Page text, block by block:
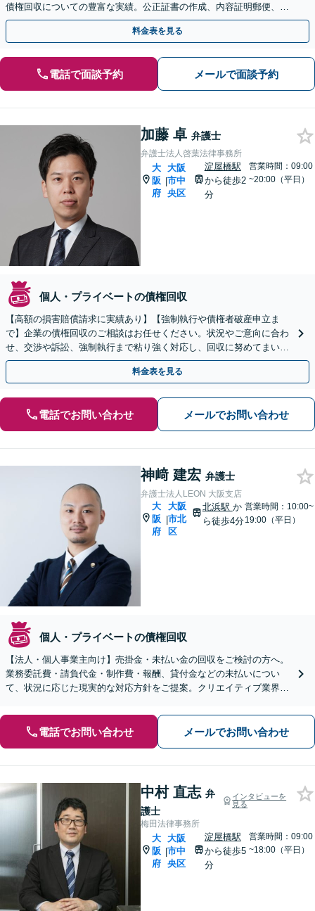
債権回収についての豊富な実績。公正証書の作成、内容証明郵便、仮
差押え、支払督促、訴訟、強制執行等。
料金表を見る
電話で面談予約 メールで面談予約
加藤 卓 弁護士
弁護士法人啓葉法律事務所
大
阪
府
|
大阪
市中
央区
淀屋橋駅
から徒歩2
分
営業時間：09:00
~20:00（平日）
個人・プライベートの債権回収
【高額の損害賠償請求に実績あり】【強制執行や債権者破産申立ま
で】企業の債権回収のご相談はお任せください。状況やご意向に合わ
せ、交渉や訴訟、強制執行まで粘り強く対応し、回収に努めてまいり
ます。顧問契約にて、未回収債権の発生予防にも努めます。
料金表を見る
電話でお問い合わせ メールでお問い合わせ
神﨑 建宏 弁護士
弁護士法人LEON 大阪支店
大
阪
府
|
大阪
市北
区
北浜駅 か
ら徒歩4分
営業時間：10:00~
19:00（平日）
個人・プライベートの債権回収
【法人・個人事業主向け】売掛金・未払い金の回収をご検討の方へ。
業務委託費・請負代金・制作費・報酬、貸付金などの未払いについ
て、状況に応じた現実的な対応方針をご提案。クリエイティブ業界を
電話でお問い合わせ メールでお問い合わせ
中村 直志 弁
護士
インタビューを
見る
梅田法律事務所
大
阪
府
|
大阪
市中
央区
淀屋橋駅
から徒歩5
分
営業時間：09:00
~18:00（平日）